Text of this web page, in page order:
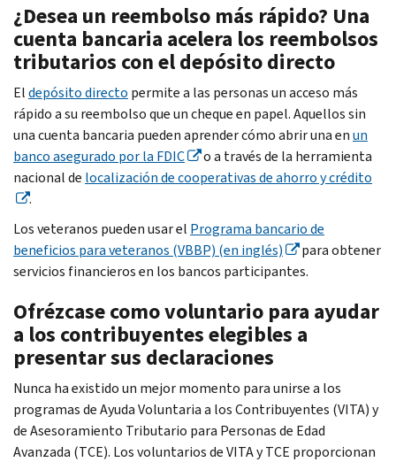
¿Desea un reembolso más rápido? Una
cuenta bancaria acelera los reembolsos
tributarios con el depósito directo
Eldepósito directo permite a las personas un acceso más
rápido a su reembolso que un cheque en papel. Aquellos sin
una cuenta bancaria pueden aprender cómo abrir una enun
banco asegurado por la FDIC
o a través de la herramienta
nacional de localización de cooperativas de ahorro y crédito
.
Los veteranos pueden usar el Programa bancario de
beneficios para veteranos (VBBP) (en inglés)
para obtener
servicios financieros en los bancos participantes.
Ofrézcase como voluntario para ayudar
a los contribuyentes elegibles a
presentar sus declaraciones
Nunca ha existido un mejor momento para unirse a los
programas de Ayuda Voluntaria a los Contribuyentes (VITA) y
de Asesoramiento Tributario para Personas de Edad
Avanzada (TCE). Los voluntarios de VITA y TCE proporcionan